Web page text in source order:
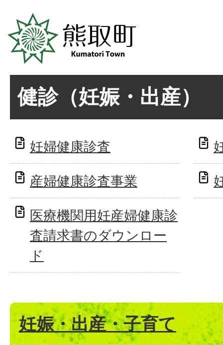
健診（妊娠・出産）
妊婦健康診査
産婦健康診査事業
医療機関用妊産婦健康診
査請求書のダウンロー
ド
妊娠・出産・子育て